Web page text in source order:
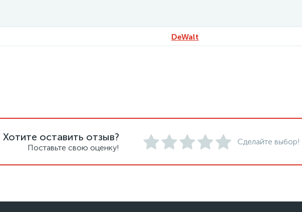
DeWalt
Хотите оставить отзыв?
Поставьте свою оценку!
Сделайте выбор!